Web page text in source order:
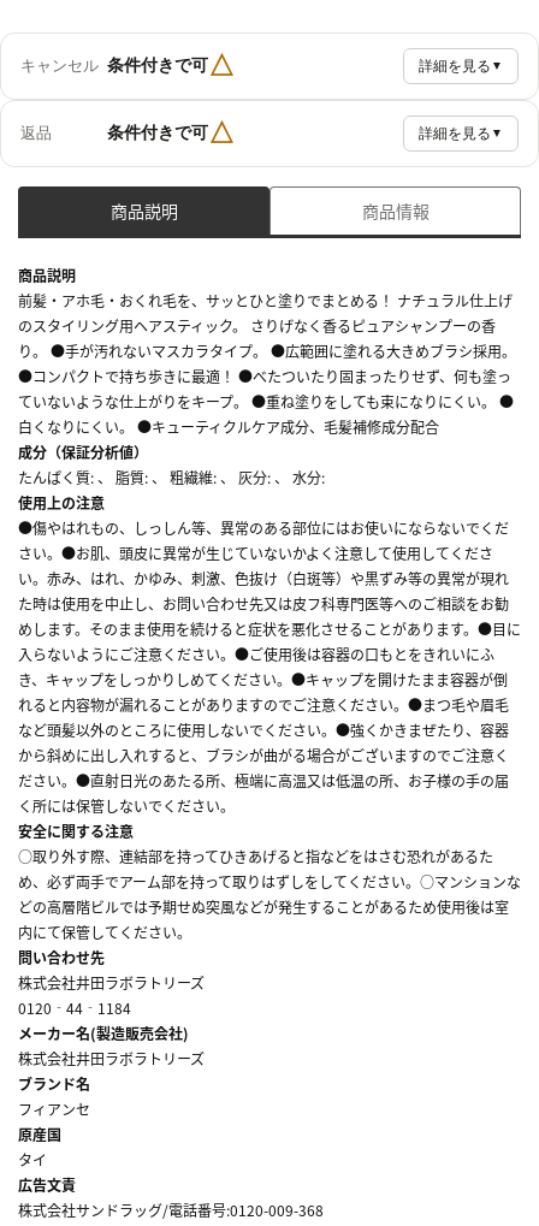
キャンセル 条件付きで可△ 詳細を見る ▼
返品 条件付きで可△ 詳細を見る ▼
商品説明 商品情報
商品説明
前髪・アホ毛・おくれ毛を、サッとひと塗りでまとめる！ ナチュラル仕上げ
のスタイリング用ヘアスティック。 さりげなく香るピュアシャンプーの香
り。 ●手が汚れないマスカラタイプ。 ●広範囲に塗れる大きめブラシ採用。
●コンパクトで持ち歩きに最適！ ●べたついたり固まったりせず、何も塗っ
ていないような仕上がりをキープ。 ●重ね塗りをしても束になりにくい。 ●
白くなりにくい。 ●キューティクルケア成分、毛髪補修成分配合
成分（保証分析値）
たんぱく質: 、 脂質: 、 粗繊維: 、 灰分: 、 水分:
使用上の注意
●傷やはれもの、しっしん等、異常のある部位にはお使いにならないでくだ
さい。●お肌、頭皮に異常が生じていないかよく注意して使用してくださ
い。赤み、はれ、かゆみ、刺激、色抜け（白斑等）や黒ずみ等の異常が現れ
た時は使用を中止し、お問い合わせ先又は皮フ科専門医等へのご相談をお勧
めします。そのまま使用を続けると症状を悪化させることがあります。●目に
入らないようにご注意ください。●ご使用後は容器の口もとをきれいにふ
き、キャップをしっかりしめてください。●キャップを開けたまま容器が倒
れると内容物が漏れることがありますのでご注意ください。●まつ毛や眉毛
など頭髪以外のところに使用しないでください。●強くかきまぜたり、容器
から斜めに出し入れすると、ブラシが曲がる場合がございますのでご注意く
ださい。●直射日光のあたる所、極端に高温又は低温の所、お子様の手の届
く所には保管しないでください。
安全に関する注意
○取り外す際、連結部を持ってひきあげると指などをはさむ恐れがあるた
め、必ず両手でアーム部を持って取りはずしをしてください。○マンションな
どの高層階ビルでは予期せぬ突風などが発生することがあるため使用後は室
内にて保管してください。
問い合わせ先
株式会社井田ラボラトリーズ
0120‐44‐1184
メーカー名(製造販売会社)
株式会社井田ラボラトリーズ
ブランド名
フィアンセ
原産国
タイ
広告文責
株式会社サンドラッグ/電話番号:0120-009-368